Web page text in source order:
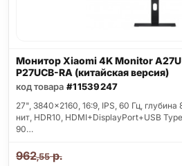
Монитор Xiaomi 4K Monitor
P27UCB-RA (китайская версия)
код товара #11539247
27", 3840x2160, 16:9, IPS, 60 Гц, глубина
нит, HDR10, HDMI+DisplayPort+USB
90…
962,55р.